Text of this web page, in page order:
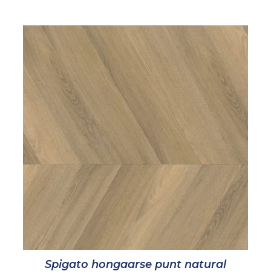
Spigato hongaarse punt natural